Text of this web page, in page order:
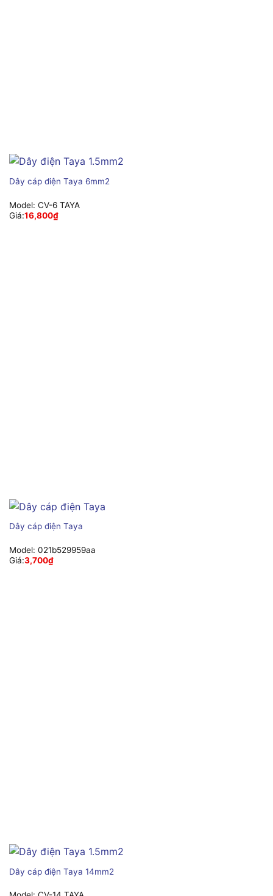
Dây cáp điện Taya 6mm2
Model: CV-6 TAYA
Giá:16,800₫
Dây cáp điện Taya
Model: 021b529959aa
Giá:3,700₫
Dây cáp điện Taya 14mm2